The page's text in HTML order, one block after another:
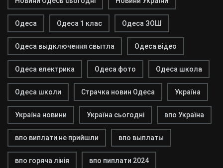
Одеса Одеса 1 клас Одеса ЗОШ
Одеса выдключення свытла Одеса відео
Одеса електрика Одеса фото Одеса школа
Одеса школи Страчка новин Одеса Україна
Україна новини Україна сьогодні впо Україна
впо виплати не прийшли впо выплаты
впо горяча лінія впо пиплати 2024